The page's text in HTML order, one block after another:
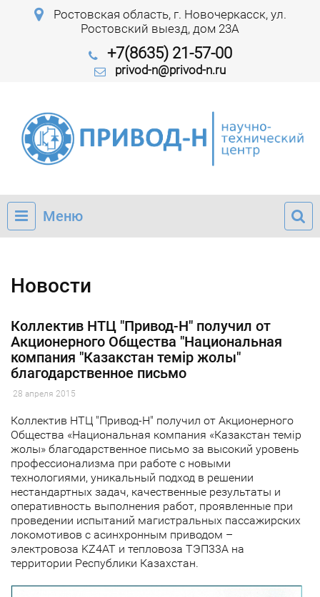
Ростовская область, г. Новочеркасск, ул.
Ростовский выезд, дом 23А
+7(8635) 21-57-00
privod-n@privod-n.ru
Меню
Новости
Коллектив НТЦ "Привод-Н" получил от
Акционерного Общества "Национальная
компания "Казакстан темiр жолы"
благодарственное письмо
28 апреля 2015
Коллектив НТЦ "Привод-Н" получил от Акционерного
Общества «Национальная компания «Казакстан темiр
жолы» благодарственное письмо за высокий уровень
профессионализма при работе с новыми
технологиями, уникальный подход в решении
нестандартных задач, качественные результаты и
оперативность выполнения работ, проявленные при
проведении испытаний магистральных пассажирских
локомотивов с асинхронным приводом –
электровоза KZ4AT и тепловоза ТЭП33А на
территории Республики Казахстан.